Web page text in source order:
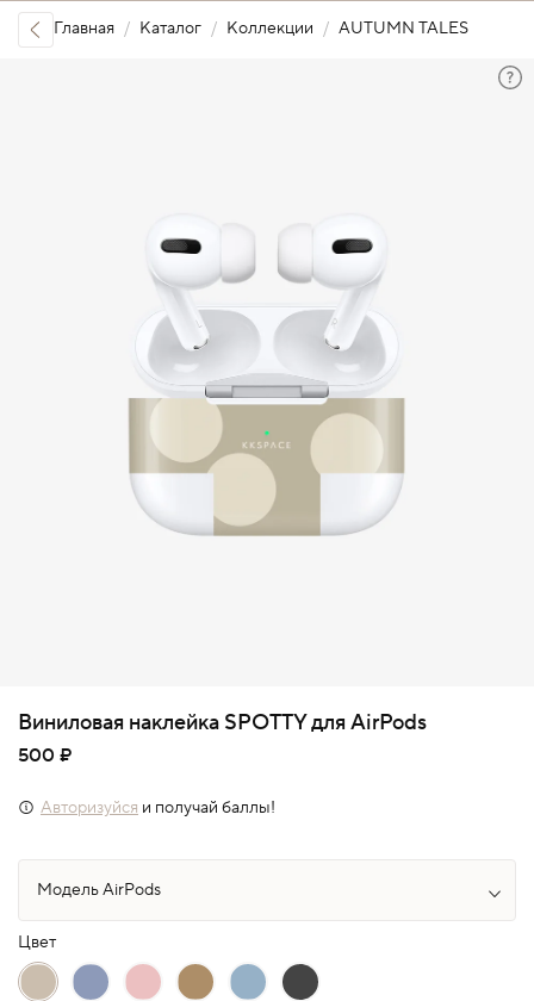
Главная Каталог Коллекции AUTUMN TALES
Виниловая наклейка SPOTTY для AirPods
500 ₽
Авторизуйся и получай баллы!
Цвет